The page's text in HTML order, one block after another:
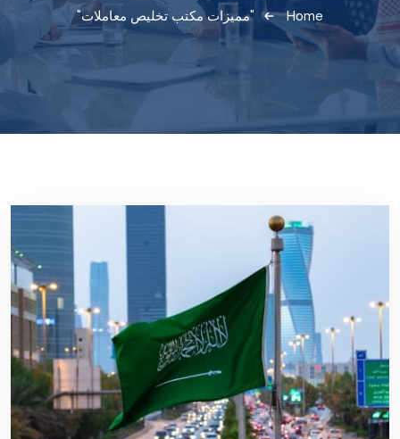
Home "مميزات مكتب تخليص معاملات"